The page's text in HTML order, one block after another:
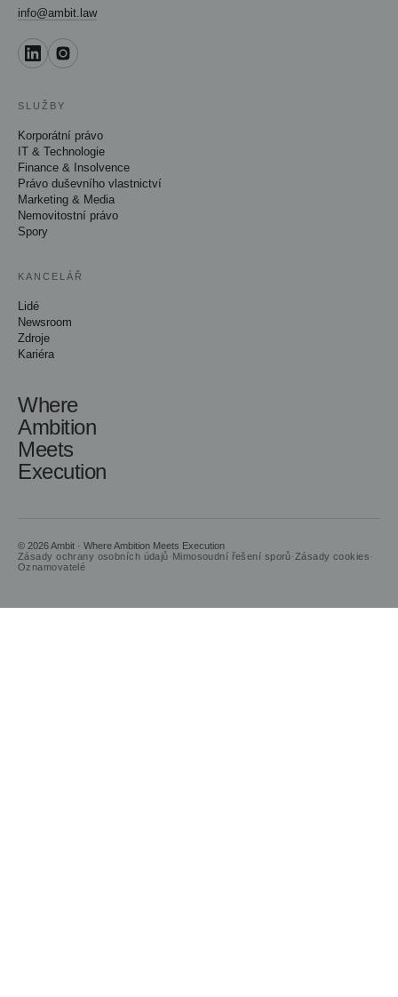
info@ambit.law
SLUŽBY
Korporátní právo
IT & Technologie
Finance & Insolvence
Právo duševního vlastnictví
Marketing & Media
Nemovitostní právo
Spory
KANCELÁŘ
Lidé
Newsroom
Zdroje
Kariéra
Where
Ambition
Meets
Execution
© 2026 Ambit · Where Ambition Meets Execution
Zásady ochrany osobních údajů· Mimosoudní řešení sporů· Zásady cookies·
Oznamovatelé